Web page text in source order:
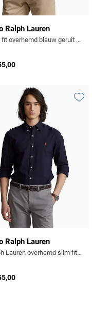
Ralph Lauren
slim fit overhemd blauw geruit katoen
favorieten
Ralph Lauren
Ralph Lauren overhemd slim fit oxford Navy